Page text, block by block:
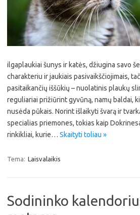
ilgaplaukiai šunys ir katės, džiugina savo
charakteriu ir jaukiais pasivaikščiojimais,
pasitaikančių iššūkių – nuolatinis plaukų
reguliariai prižiūrint gyvūną, namų baldai,
nusėda pūkais. Norint išlaikyti švarą ir
specialias priemones, tokias kaip
rinkikliai, kurie… Skaityti toliau »
Tema: Laisvalaikis
Sodininko